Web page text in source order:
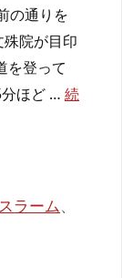
の通りを
院が目印
を登って
ほど … 続
ラーム、